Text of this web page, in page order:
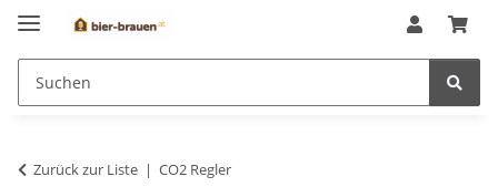
Zurück zur Liste CO2 Regler